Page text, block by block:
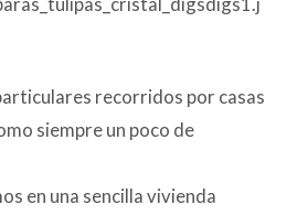
recorridos por casas
siempre un poco de
en una sencilla vivienda